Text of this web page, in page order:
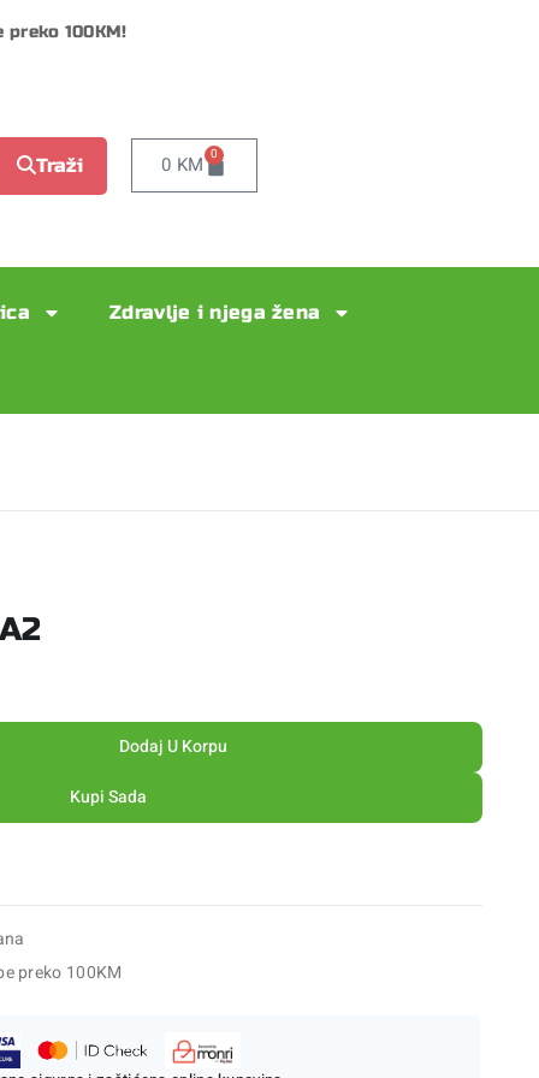
preko 100KM!
Traži 0 KM 0
Zdravlje i njega žena
Dodaj U Korpu
Kupi Sada
preko 100KM